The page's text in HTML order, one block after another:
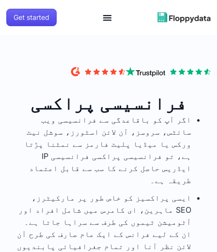
Get started
فرانسیسی پراکسی
اگر آپ کو باقاعدگی سے فرانسیسی ویب
سائٹس، سروسز، آن لائن اسٹورز، سوشل نیٹ
ورکس یا میڈیا پلیٹ فارمز سے نمٹنا پڑتا
ہے، تو فرانسیسی پراکسی فرانسیسی IP
ایڈریس حاصل کرنے کا سب سے قابل اعتماد
طریقہ ہے۔
ایسی پراکسیز کو خاص طور پر مارکیٹرز،
SEO ماہرین، ای کامرس میں شامل افراد اور
آٹومیشن ٹیموں کی طرف سے سراہا جاتا ہے۔
ان کے لیے فرانس کے ایک عام صارف کی طرح آن
لائن نظر آنا اور تمام جغرافیائی پابندیوں